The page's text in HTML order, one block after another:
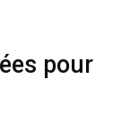
pour